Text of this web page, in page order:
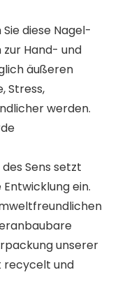
Sie diese Nagel-
Hand- und
äußeren
Stress,
werden.
des Sens setzt
ein.
unserer
recycelt und